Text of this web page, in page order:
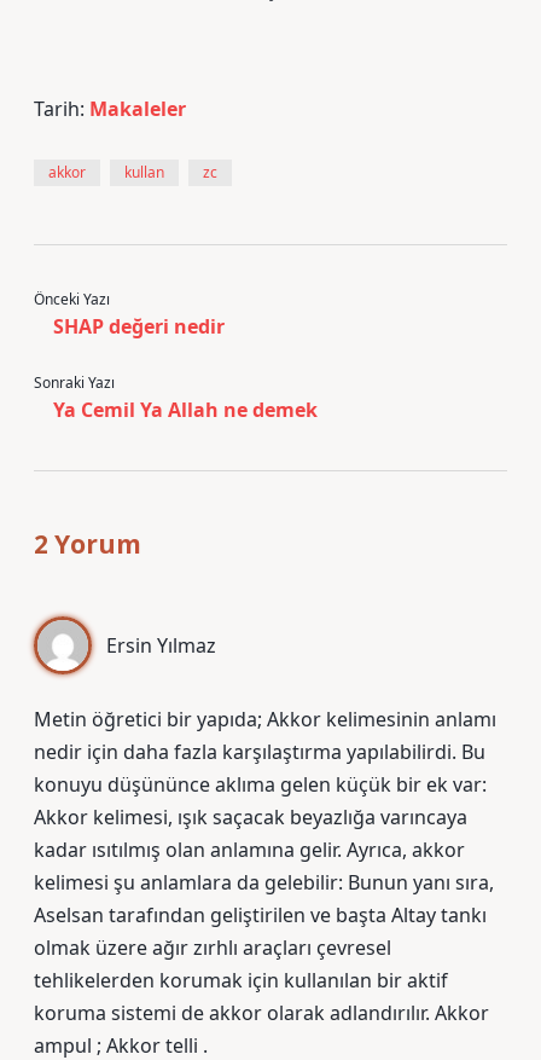
Tarih: Makaleler
akkor kullan zc
Önceki Yazı
SHAP değeri nedir
Sonraki Yazı
Ya Cemil Ya Allah ne demek
2 Yorum
Ersin Yılmaz
Metin öğretici bir yapıda; Akkor kelimesinin anlamı
nedir için daha fazla karşılaştırma yapılabilirdi. Bu
konuyu düşününce aklıma gelen küçük bir ek var:
Akkor kelimesi, ışık saçacak beyazlığa varıncaya
kadar ısıtılmış olan anlamına gelir. Ayrıca, akkor
kelimesi şu anlamlara da gelebilir: Bunun yanı sıra,
Aselsan tarafından geliştirilen ve başta Altay tankı
olmak üzere ağır zırhlı araçları çevresel
tehlikelerden korumak için kullanılan bir aktif
koruma sistemi de akkor olarak adlandırılır. Akkor
ampul ; Akkor telli .